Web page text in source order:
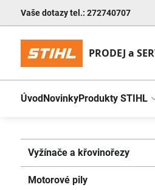
Vaše dotazy tel.: 272740707
ÚvodNovinkyProdukty STIHL
Vyžínače a křovinořezy
Motorové pily